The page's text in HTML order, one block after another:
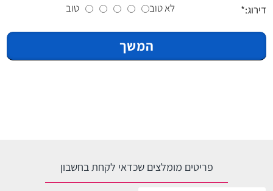
דירוג:
לא טוב טוב
המשך
פריטים מומלצים שכדאי לקחת בחשבון